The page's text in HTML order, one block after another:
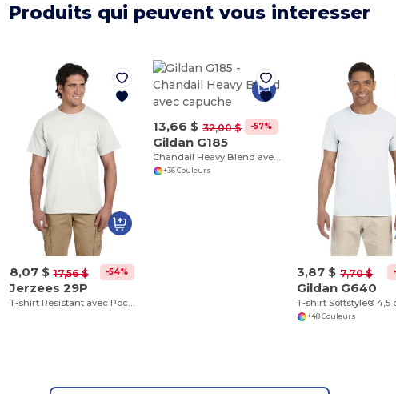
Produits qui peuvent vous interesser
8,07 $ 17,56 $ -54%
Jerzees 29P
13,66 $ 32,00 $ -57%
Gildan G185
+36 Couleurs
3,87 $ 7,70 $
Gildan G640
T-shirt Softstyle® 4,5
+48 Couleurs